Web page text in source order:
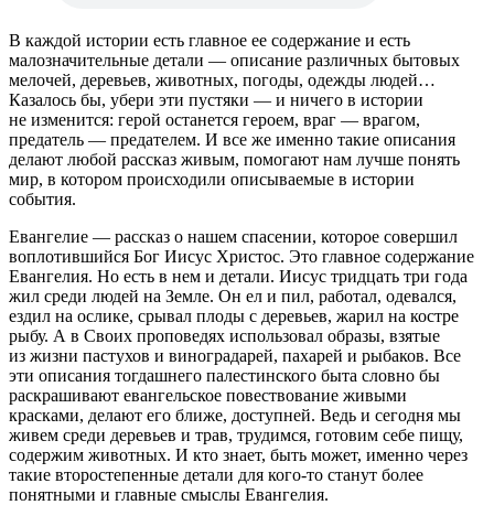
В каждой истории есть главное ее содержание и есть
малозначительные детали — описание различных бытовых
мелочей, деревьев, животных, погоды, одежды людей…
Казалось бы, убери эти пустяки — и ничего в истории
не изменится: герой останется героем, враг — врагом,
предатель — предателем. И все же именно такие описания
делают любой рассказ живым, помогают нам лучше понять
мир, в котором происходили описываемые в истории
события.
Евангелие — рассказ о нашем спасении, которое совершил
воплотившийся Бог Иисус Христос. Это главное содержание
Евангелия. Но есть в нем и детали. Иисус тридцать три года
жил среди людей на Земле. Он ел и пил, работал, одевался,
ездил на ослике, срывал плоды с деревьев, жарил на костре
рыбу. А в Своих проповедях использовал образы, взятые
из жизни пастухов и виноградарей, пахарей и рыбаков. Все
эти описания тогдашнего палестинского быта словно бы
раскрашивают евангельское повествование живыми
красками, делают его ближе, доступней. Ведь и сегодня мы
живем среди деревьев и трав, трудимся, готовим себе пищу,
содержим животных. И кто знает, быть может, именно через
такие второстепенные детали для кого-то станут более
понятными и главные смыслы Евангелия.